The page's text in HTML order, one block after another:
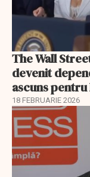
The Wall
devenit
ascuns
18 FEBRUARIE 2026
EXCLUSIV